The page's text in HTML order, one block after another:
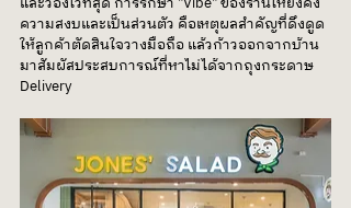
ความสงบและเป็นส่วนตัว คือเหตุผลสำคัญที่ดึงดูด
ให้ลูกค้าตัดสินใจวางมือถือ แล้วก้าวออกจากบ้าน
มาสัมผัสประสบการณ์ที่หาไม่ได้จากถุงกระดาษ
Delivery